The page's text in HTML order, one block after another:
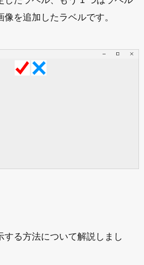
を追加したラベルです。
する方法について解説しまし